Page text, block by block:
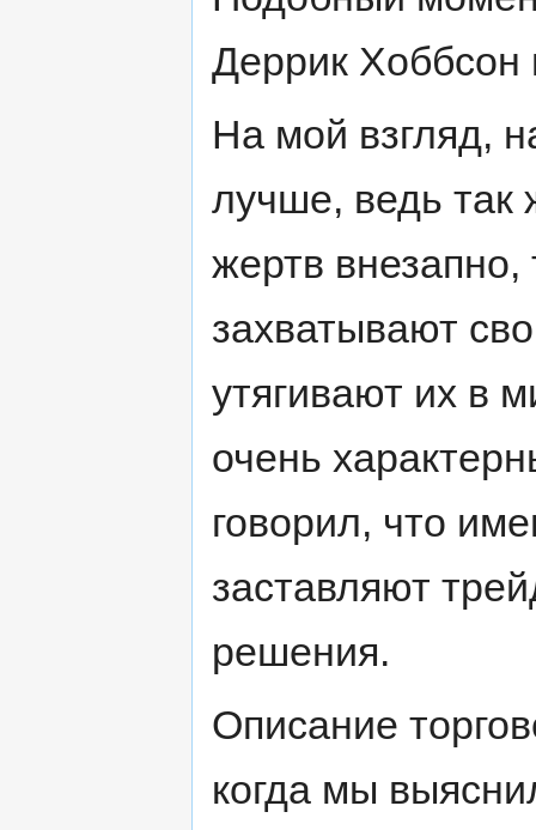
Деррик Хоббсон
На мой взгляд,
лучше, ведь так
жертв внезапно,
захватывают
утягивают их в
очень
говорил, что
заставляют
решения.
Описание
когда мы